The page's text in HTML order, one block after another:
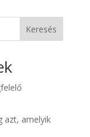
Keresés
azt, amelyik